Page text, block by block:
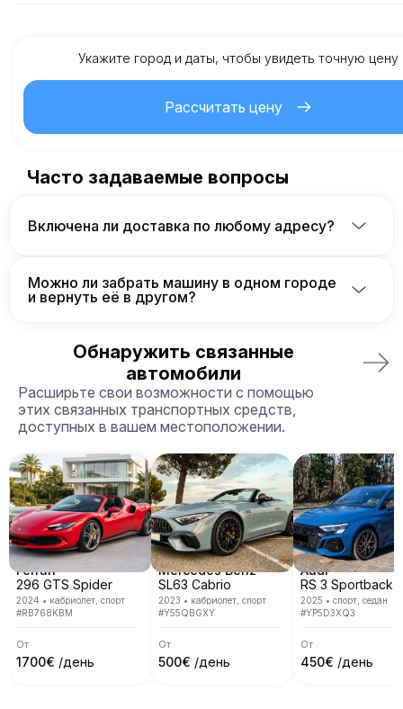
договоре аренды.
Укажите город и даты, чтобы увидеть точную цену
Рассчитать цену
Часто задаваемые вопросы
Включена ли доставка по любому адресу?
любому адресу в странах, где доступна
аренда, включая отели, аэропорты и частные
резиденции.
Можно ли забрать машину в одном городе
и вернуть её в другом?
можете забрать машину в одном городе и
вернуть её в другом, а также в другой стране.
Обнаружить связанные
автомобили
Расширьте свои возможности с помощью
этих связанных транспортных средств,
доступных в вашем местоположении.
Ferrari
296 GTS Spider
2024 • кабриолет, спорт
#RB768KBM
От
1700€ /день
Mercedes Benz
SL63 Cabrio
2023 • кабриолет, спорт
#Y55QBGXY
От
500€ /день
Audi
RS 3 Sportback
2025 • спорт, седан
#YP5D3XQ3
От
450€ /день